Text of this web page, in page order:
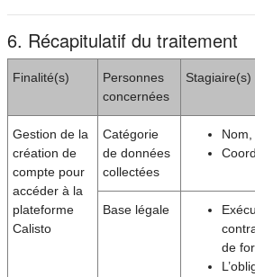
6. Récapitulatif du traitement
Finalité(s)
Personnes
concernées
Stagiaire(s)
Gestion de la
création de
compte pour
accéder à la
plateforme
Calisto
Catégorie
de données
collectées
Base légale
de